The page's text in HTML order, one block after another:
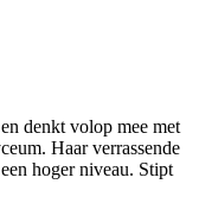
denkt volop mee met
Haar verrassende
hoger niveau. Stipt